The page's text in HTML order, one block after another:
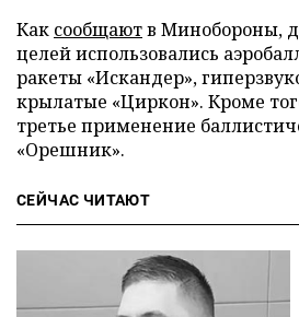
Как сообщаютв Минобороны,
целей использовались
ракеты «Искандер»,
крылатые «Циркон». Кроме
третье применение
«Орешник».
СЕЙЧАС ЧИТАЮТ